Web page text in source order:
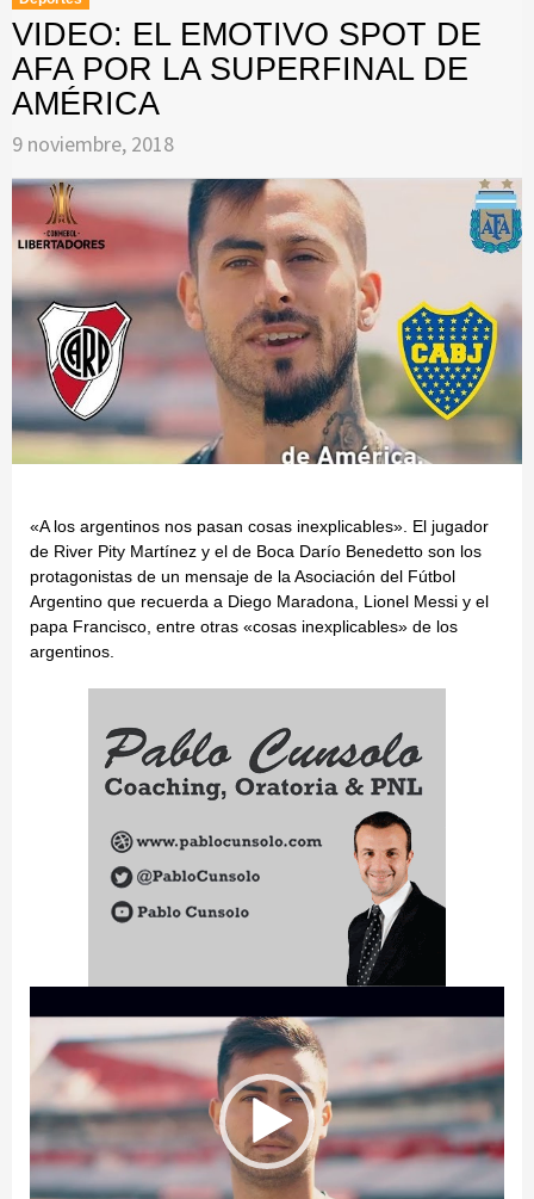
VIDEO: EL EMOTIVO SPOT DE
AFA POR LA SUPERFINAL DE
AMÉRICA
9 noviembre, 2018
«A los argentinos nos pasan cosas inexplicables». El jugador
de River Pity Martínez y el de Boca Darío Benedetto son los
protagonistas de un mensaje de la Asociación del Fútbol
Argentino que recuerda a Diego Maradona, Lionel Messi y el
papa Francisco, entre otras «cosas inexplicables» de los
argentinos.
vídeo